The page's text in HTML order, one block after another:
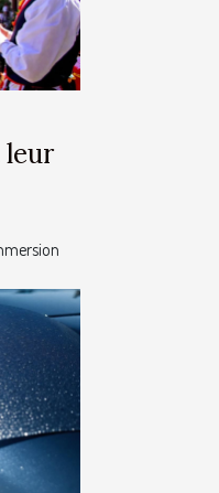
leur